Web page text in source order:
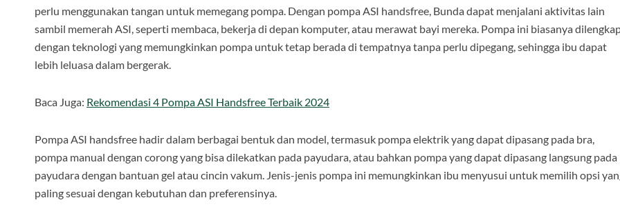
perlu menggunakan tangan untuk memegang pompa. Dengan pompa ASI handsfree, Bunda dapat menjalani aktivitas lain
sambil memerah ASI, seperti membaca, bekerja di depan komputer, atau merawat bayi mereka. Pompa ini biasanya
dengan teknologi yang memungkinkan pompa untuk tetap berada di tempatnya tanpa perlu dipegang, sehingga ibu dapat
lebih leluasa dalam bergerak.
Baca Juga: Rekomendasi 4 Pompa ASI Handsfree Terbaik 2024
Pompa ASI handsfree hadir dalam berbagai bentuk dan model, termasuk pompa elektrik yang dapat dipasang pada bra,
pompa manual dengan corong yang bisa dilekatkan pada payudara, atau bahkan pompa yang dapat dipasang langsung pada
payudara dengan bantuan gel atau cincin vakum. Jenis-jenis pompa ini memungkinkan ibu menyusui untuk memilih opsi
paling sesuai dengan kebutuhan dan preferensinya.